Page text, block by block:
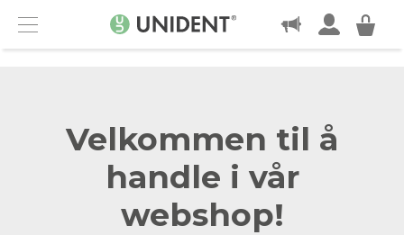
Menu
KONTAKT
Velkommen til å
handle i vår
webshop!